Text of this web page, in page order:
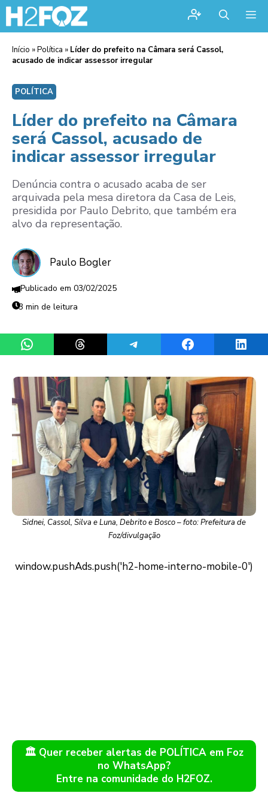
Início »Política » Líder do prefeito na Câmara será Cassol,
acusado de indicar assessor irregular
POLÍTICA
Líder do prefeito na Câmara
será Cassol, acusado de
indicar assessor irregular
Denúncia contra o acusado acaba de ser
arquivada pela mesa diretora da Casa de Leis,
presidida por Paulo Debrito, que também era
alvo da representação.
Paulo Bogler
03/02/2025
3 min de leitura
Share on WhatsAppShare on ThreadsShare on TelegramShare on Facebook
Sidnei, Cassol, Silva e Luna, Debrito e Bosco – foto: Prefeitura de
Foz/divulgação
🏛️ Quer receber alertas de POLÍTICA em Foz
no WhatsApp?
Entre na comunidade do H2FOZ.